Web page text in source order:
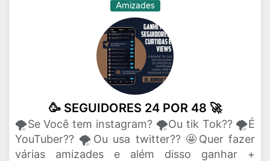
Amizades
🥳 SEGUIDORES 24 POR 48 🚀
🌪️Se Você tem instagram? 🌪️Ou tik Tok?? 🌪️É
YouTuber?? 🌪️Ou usa twitter?? 🤩Quer fazer
várias amizades e além disso ganhar +